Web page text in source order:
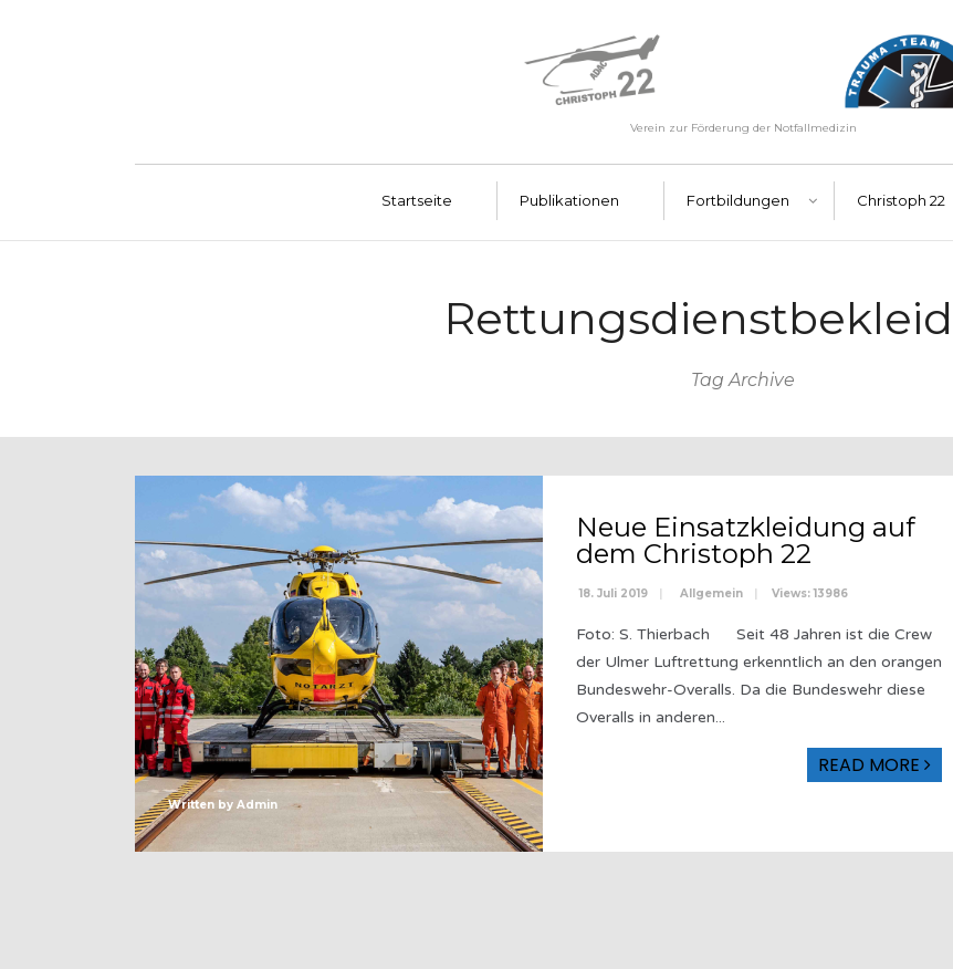
Verein zur Förderung der Notfallmedizin
Startseite Publikationen Fortbildungen Christoph 22
Tag Archive
Written by Admin
Neue Einsatzkleidung auf
dem Christoph 22
18. Juli 2019 | Allgemein | Views: 13986
Foto: S. Thierbach Seit 48 Jahren ist die Crew
der Ulmer Luftrettung erkenntlich an den orangen
Bundeswehr-Overalls. Da die Bundeswehr diese
Overalls in anderen...
READ MORE